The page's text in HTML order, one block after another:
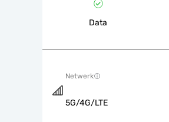
Data
Netwerk
5G/4G/LTE